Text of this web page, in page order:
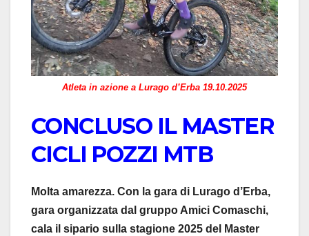
Atleta in azione a Lurago d’Erba 19.10.2025
CONCLUSO IL MASTER
CICLI POZZI MTB
Molta amarezza. Con la gara di Lurago d’Erba,
gara organizzata dal gruppo Amici Comaschi,
cala il sipario sulla stagione 2025 del Master